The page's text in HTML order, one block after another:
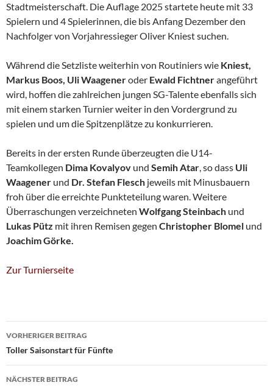
Stadtmeisterschaft. Die Auflage 2025 startete heute mit 33
Spielern und 4 Spielerinnen, die bis Anfang Dezember den
Nachfolger von Vorjahressieger Oliver Kniest suchen.
Während die Setzliste weiterhin von Routiniers wie Kniest,
Markus Boos, Uli Waageneroder Ewald Fichtnerangeführt
wird, hoffen die zahlreichen jungen SG-Talente ebenfalls sich
mit einem starken Turnier weiter in den Vordergrund zu
spielen und um die Spitzenplätze zu konkurrieren.
Bereits in der ersten Runde überzeugten die U14-
Teamkollegen Dima Kovalyov und Semih Atar, so dass Uli
Waagener und Dr. Stefan Flesch jeweils mit Minusbauern
froh über die erreichte Punkteteilung waren. Weitere
Überraschungen verzeichneten Wolfgang Steinbach und
Lukas Pütz mit ihren Remisen gegen Christopher Blomel und
Joachim Görke.
Zur Turnierseite
Beitragsnavigation
VORHERIGER BEITRAG
Toller Saisonstart für Fünfte
NÄCHSTER BEITRAG